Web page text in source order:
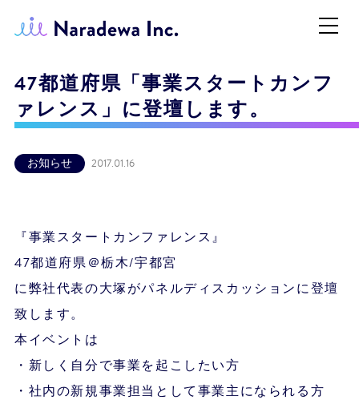
47都道府県「事業スタートカンフ
ァレンス」に登壇します。
お知らせ 2017.01.16
『事業スタートカンファレンス』
47都道府県＠栃木/宇都宮
に弊社代表の大塚がパネルディスカッションに登壇
致します。
本イベントは
・新しく自分で事業を起こしたい方
・社内の新規事業担当として事業主になられる方